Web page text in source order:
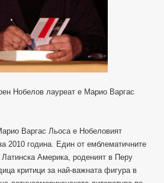
Нобелов лауреат е Марио Варгас
Варгас Льоса е Нобеловият
2010 година. Един от емблематичните
Америка, роденият в Перу
критици за най-важната фигура в